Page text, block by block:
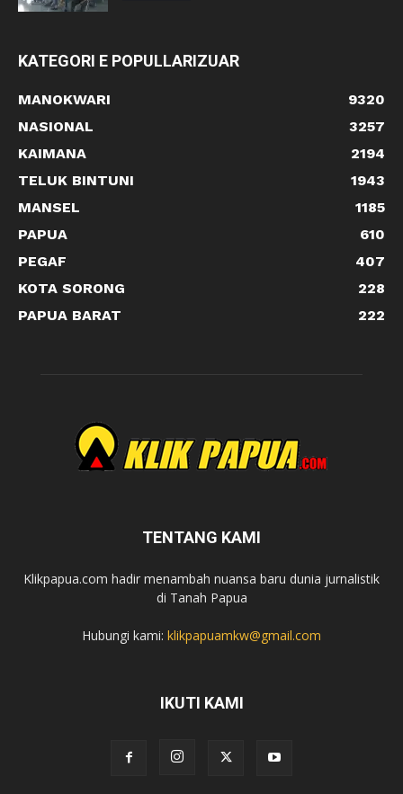
KATEGORI E POPULLARIZUAR
MANOKWARI
9320
NASIONAL
3257
KAIMANA
2194
TELUK BINTUNI
1943
MANSEL
1185
PAPUA
610
PEGAF
407
KOTA SORONG
228
PAPUA BARAT
222
TENTANG KAMI
Klikpapua.com hadir menambah nuansa baru dunia jurnalistik
di Tanah Papua
Hubungi kami: klikpapuamkw@gmail.com
IKUTI KAMI